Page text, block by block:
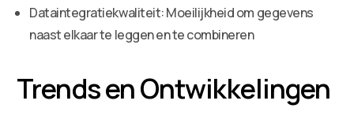
Dataintegratiekwaliteit: Moeilijkheid om gegevens
naast elkaar te leggen en te combineren
Trends en Ontwikkelingen